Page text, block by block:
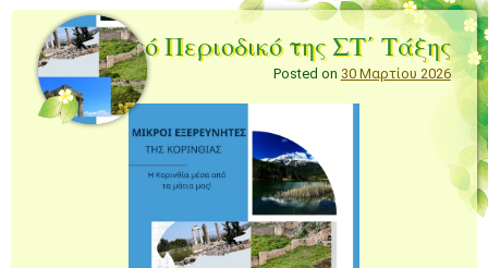
Σχολικό Περιοδικό της ΣΤ΄ Τάξης
Posted on 30 Μαρτίου 2026